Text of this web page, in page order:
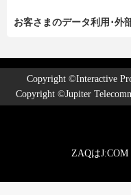
お客さまのデータ利用･外
Copyright ©Interactive
Copyright ©Jupiter
ZAQは